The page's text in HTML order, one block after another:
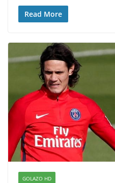
Read More
GOLAZO HD